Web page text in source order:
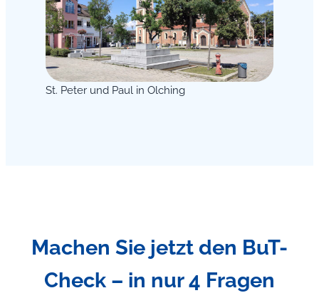
St. Peter und Paul in Olching
Machen Sie jetzt den BuT-
Check – in nur 4 Fragen